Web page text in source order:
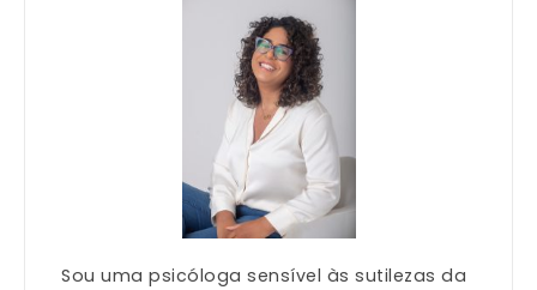
Sou uma psicóloga sensível às sutilezas da